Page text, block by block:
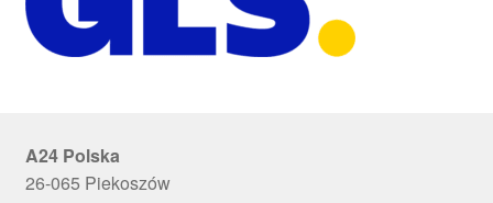
A24 Polska
26-065 Piekoszów